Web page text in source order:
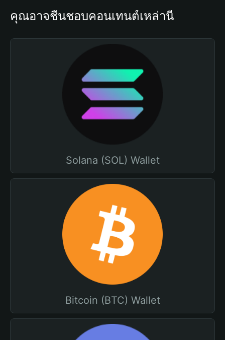
คุณอาจชื่นชอบคอนเทนต์เหล่านี้
Solana (SOL) Wallet
Bitcoin (BTC) Wallet